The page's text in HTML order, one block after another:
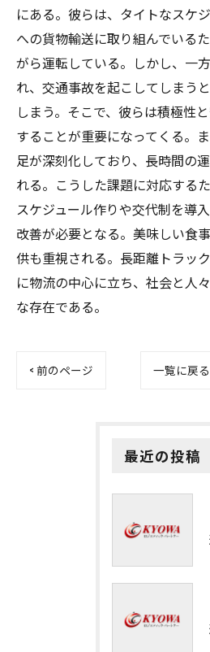
にある。彼らは、タイトなスケ
への貨物輸送に取り組んでいる
がら運転している。しかし、一
れ、交通事故を起こしてしまう
しまう。そこで、彼らは積極性
することが重要になってくる。
足が深刻化しており、長時間の
れる。こうした課題に対応する
スケジュール作りや交代制を導
改善が必要となる。美味しい食
供も重視される。長距離トラッ
に物流の中心に立ち、社会と人
な存在である。
< 前のページ 一覧に戻る
最近の投稿